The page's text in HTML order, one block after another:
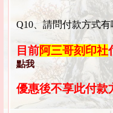
Q10、請問付款方式有
目前阿三哥刻印社
點我
優惠後不享此付